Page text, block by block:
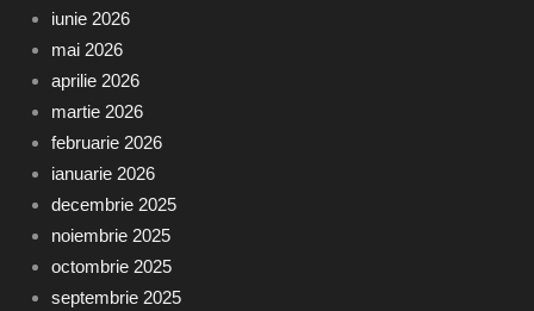
iunie 2026
mai 2026
aprilie 2026
martie 2026
februarie 2026
ianuarie 2026
decembrie 2025
noiembrie 2025
octombrie 2025
septembrie 2025